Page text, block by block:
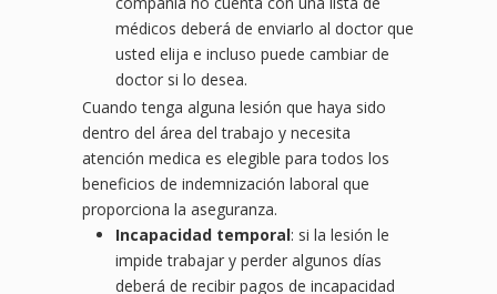
médicos deberá de enviarlo al doctor que
usted elija e incluso puede cambiar de
doctor si lo desea.
Cuando tenga alguna lesión que haya sido
dentro del área del trabajo y necesita
atención medica es elegible para todos los
beneficios de indemnización laboral que
proporciona la aseguranza.
Incapacidad temporal: si la lesión le
impide trabajar y perder algunos días
deberá de recibir pagos de incapacidad